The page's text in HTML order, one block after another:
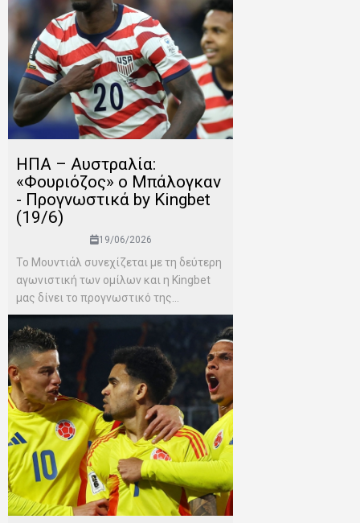
ΗΠΑ – Αυστραλία:
«Φουριόζος» ο Μπάλογκαν
- Προγνωστικά by Kingbet
(19/6)
19/06/2026
Το Μουντιάλ συνεχίζεται με τη δεύτερη
αγωνιστική των ομίλων και η Kingbet
μας δίνει το προγνωστικό της...